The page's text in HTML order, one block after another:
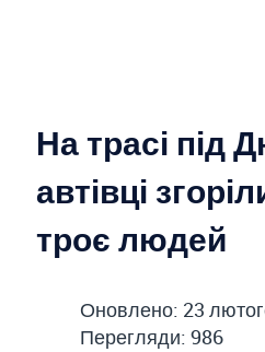
На трасі під
автівці
троє людей
Оновлено: 23
Перегляди: 986